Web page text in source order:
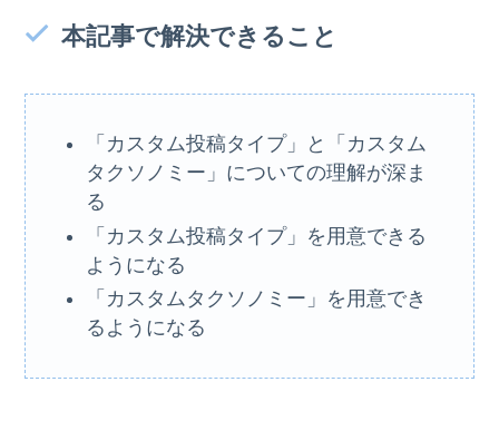
本記事で解決できること
「カスタム投稿タイプ」と「カスタム
タクソノミー」についての理解が深ま
る
「カスタム投稿タイプ」を用意できる
ようになる
「カスタムタクソノミー」を用意でき
るようになる